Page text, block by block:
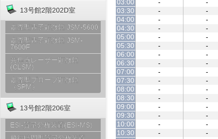
13号館2階202D室
走査型電子顕微鏡 JSM-5600
走査型電子顕微鏡 JSM-
7600F
共焦点レーザー顕微鏡
(CLSM)
走査型プローブ顕微鏡
（SPM）
13号館2階206室
ESI-質量分析装置(ESI-MS)
03:00
-
-
03:30
-
-
04:00
-
-
04:30
-
-
05:00
-
-
05:30
-
-
06:00
-
-
06:30
-
-
07:00
-
-
07:30
-
-
08:00
-
-
08:30
-
-
09:00
-
-
09:30
-
-
10:00
-
-
10:30
-
-